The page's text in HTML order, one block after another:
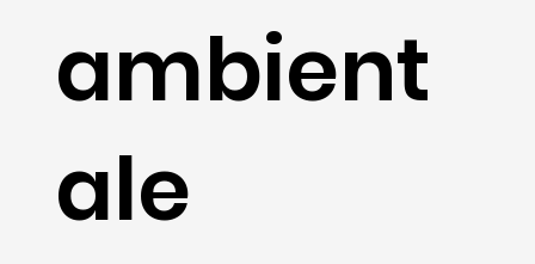
ambient
ale